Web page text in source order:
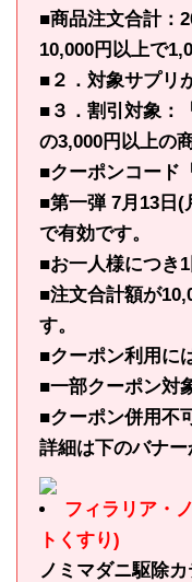
■商品注文合計：
10,000円以上で
■２．対象サプリ
■３．割引対象：
の3,000円以上の
■クーポンコード
■第一弾 7月13日(
で有効です。
■お一人様につき1
■注文合計額が
す。
■クーポン利用に
■一部クーポン対
■クーポン併用不
詳細は下のバナー
フィラリア・
トくすり)
ノミマダニ駆除